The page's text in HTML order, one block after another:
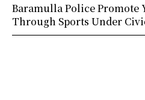
Baramulla Police Promote
Through Sports Under